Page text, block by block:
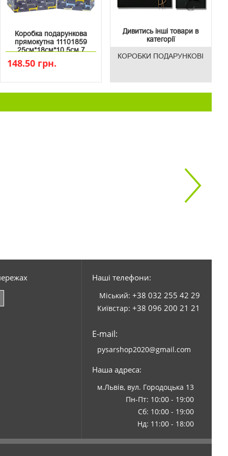
Коробка подарункова
прямокутна 11101859
25см*18см*10.5см 7
148.50 грн.
Дивитись інші товари в
категорії
КОРОБКИ ПОДАРУНКОВІ
Наші телефони:
Міський: +38 032 255 42 29
Київстар: +38 096 200 21 21
E-mail:
pysarshop2020@gmail.com
Наша адреса:
м.Львів, вул. Городоцька 13
Пн-Пт: 10:00 - 19:00
Сб: 10:00 - 19:00
Нд: 11:00 - 18:00